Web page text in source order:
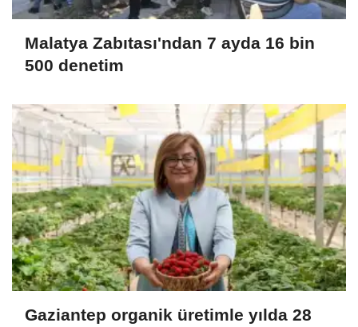
Malatya Zabıtası'ndan 7 ayda 16 bin
500 denetim
Gaziantep organik üretimle yılda 28